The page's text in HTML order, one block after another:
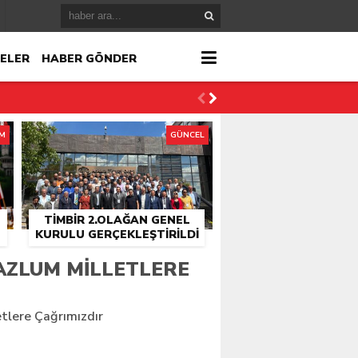
HABER GÖNDER
TİMBİR 2.OLAĞAN GENEL
KURULU GERÇEKLEŞTIRILDI
GÜNCEL
MILLETLERE
Çağrımızdır